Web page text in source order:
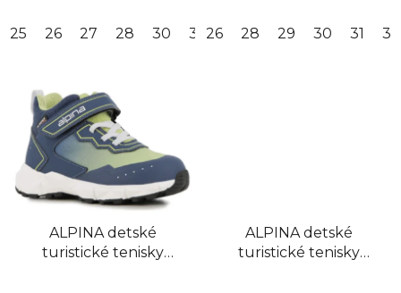
25 26 27 28 30 32 33 34
26 28 29 30 31 32
ALPINA detské
turistické tenisky
ALPINA detské
turistické tenisky